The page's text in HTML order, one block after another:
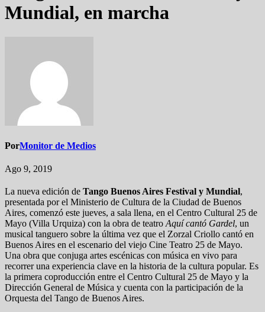
Mundial, en marcha
PorMonitor de Medios
Ago 9, 2019
La nueva edición de Tango Buenos Aires Festival y Mundial,
presentada por el Ministerio de Cultura de la Ciudad de Buenos
Aires, comenzó este jueves, a sala llena, en el Centro Cultural 25 de
Mayo (Villa Urquiza) con la obra de teatro Aquí cantó Gardel, un
musical tanguero sobre la última vez que el Zorzal Criollo cantó en
Buenos Aires en el escenario del viejo Cine Teatro 25 de Mayo.
Una obra que conjuga artes escénicas con música en vivo para
recorrer una experiencia clave en la historia de la cultura popular. Es
la primera coproducción entre el Centro Cultural 25 de Mayo y la
Dirección General de Música y cuenta con la participación de la
Orquesta del Tango de Buenos Aires.